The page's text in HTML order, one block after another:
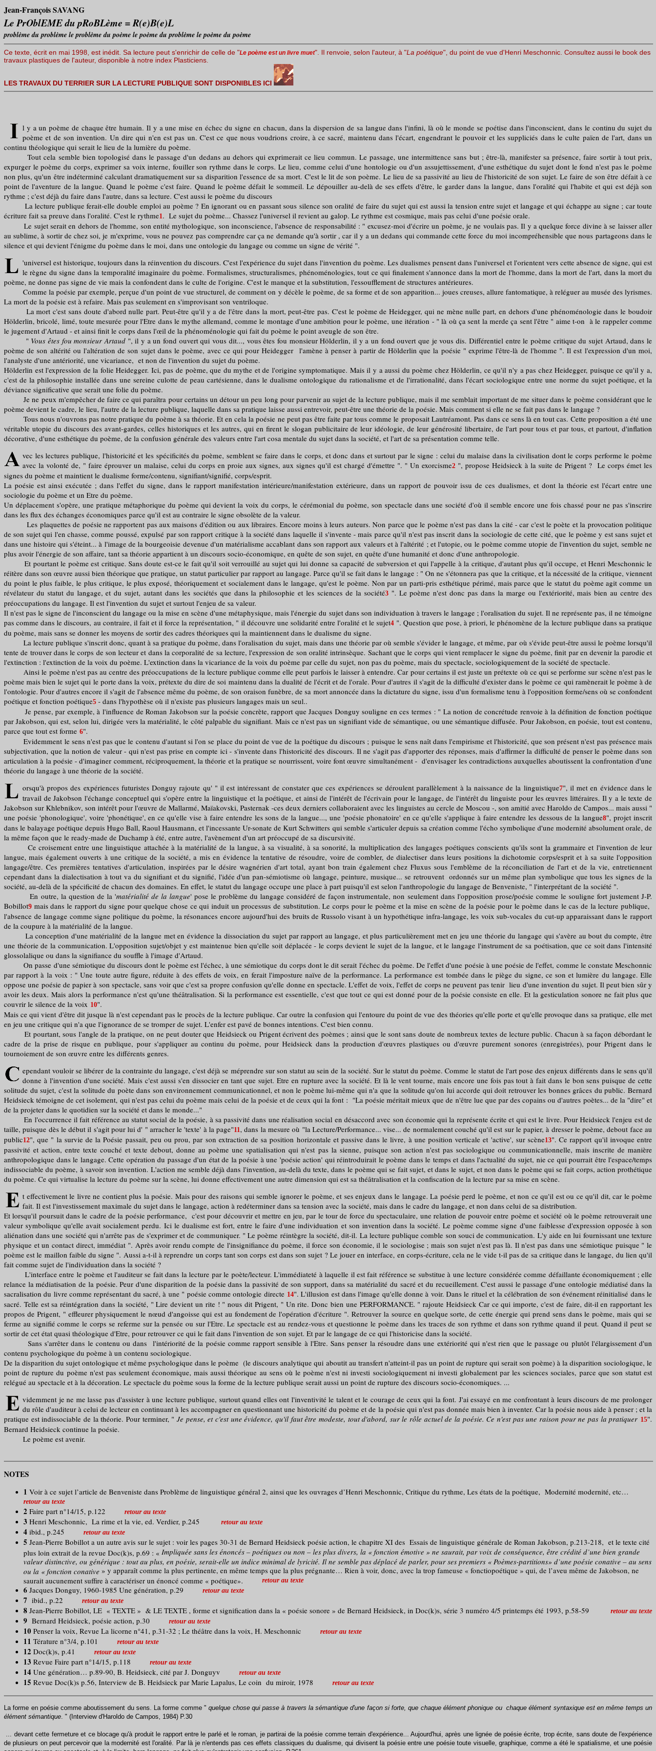
Jean-François SAVANG
Le PrOblEME du pRoBLème = R(e)B(e)L
problème du problème le problème du poème le poème du problème le poème du poème
Ce texte, écrit en mai 1998, est inédit. Sa lecture peut s'enrichir de celle de "Le poème est un livre muet". Il renvoie, selon l'auteur, à "La poétique", du point de vue d'Henri Meschonnic. Consultez aussi le book des
travaux plastiques de l'auteur, disponible à notre index Plasticiens.
LES TRAVAUX DU TERRIER SUR LA LECTURE PUBLIQUE SONT DISPONIBLES ICI
l y a un poème de chaque être humain. Il y a une mise en échec du signe en chacun, dans la dispersion de sa langue dans l'infini, là où le monde se poétise dans l'inconscient, dans le continu du sujet du
poème et de son invention. Un dire qui n'en est pas un. C'est ce que nous voudrions croire, à ce sacré, maintenu dans l'écart, engendrant le pouvoir et les suppliciés dans le culte païen de l'art, dans un
continu théologique qui serait le lieu de la lumière du poème.
Tout cela semble bien topologisé dans le passage d'un dedans au dehors qui exprimerait ce lieu commun. Le passage, une intermittence sans but ; être-là, manifester sa présence, faire sortir à tout prix,
expurger le poème du corps, exprimer sa voix interne, fouiller son rythme dans le corps. Le lieu, comme celui d'une hontologie ou d'un assujettissement, d'une esthétique du sujet dont le fond n'est pas le poème
non plus, qu'un être indéterminé calculant dramatiquement sur sa disparition l'essence de sa mort. C'est le lit de son poème. Le lieu de sa passivité au lieu de l'historicité de son sujet. Le faire de son être défait à ce
point de l'aventure de la langue. Quand le poème c'est faire. Quand le poème défait le sommeil. Le dépouiller au-delà de ses effets d'être, le garder dans la langue, dans l'oralité qui l'habite et qui est déjà son
rythme ; c'est déjà du faire dans l'autre, dans sa lecture. C'est aussi le poème du discours
La lecture publique ferait-elle double emploi au poème ? En ignorant ou en passant sous silence son oralité de faire du sujet qui est aussi la tension entre sujet et langage et qui échappe au signe ; car toute
écriture fait sa preuve dans l'oralité. C'est le rythme1. Le sujet du poème... Chassez l'universel il revient au galop. Le rythme est cosmique, mais pas celui d'une poésie orale.
Le sujet serait en dehors de l'homme, son entité mythologique, son inconscience, l'absence de responsabilité : " excusez-moi d'écrire un poème, je ne voulais pas. Il y a quelque force divine à se laisser aller
au sublime, à sortir de chez soi, je m'exprime, vous ne pouvez pas comprendre car ça ne demande qu'à sortir , car il y a un dedans qui commande cette force du moi incompréhensible que nous partageons dans le
silence et qui devient l'énigme du poème dans le moi, dans une ontologie du langage ou comme un signe de vérité ".
'universel est historique, toujours dans la réinvention du discours. C'est l'expérience du sujet dans l'invention du poème. Les dualismes pensent dans l'universel et l'orientent vers cette absence de signe, qui est
le règne du signe dans la temporalité imaginaire du poème. Formalismes, structuralismes, phénoménologies, tout ce qui finalement s'annonce dans la mort de l'homme, dans la mort de l'art, dans la mort du
poème, ne donne pas signe de vie mais la confondent dans le culte de l'origine. C'est le manque et la substitution, l'essoufflement de structures antérieures.
Comme la poésie par exemple, perçue d'un point de vue structurel, de comment on y décèle le poème, de sa forme et de son apparition... joues creuses, allure fantomatique, à reléguer au musée des lyrismes.
La mort de la poésie est à refaire. Mais pas seulement en s'improvisant son ventriloque.
La mort c'est sans doute d'abord nulle part. Peut-être qu'il y a de l'être dans la mort, peut-être pas. C'est le poème de Heidegger, qui ne mène nulle part, en dehors d'une phénoménologie dans le boudoir
Hölderlin, bricolé, limé, toute mesurée pour l'Etre dans le mythe allemand, comme le montage d'une ambition pour le poème, une itération - " là où ça sent la merde ça sent l'être " aime t-on à le rappeler comme
le jugement d'Artaud - et ainsi finit le corps dans l'œil de la phénoménologie qui fait du poème le point aveugle de son être.
" Vous êtes fou monsieur Artaud", il y a un fond ouvert qui vous dit..., vous êtes fou monsieur Hölderlin, il y a un fond ouvert que je vous dis. Différentiel entre le poème critique du sujet Artaud, dans le
poème de son altérité ou l'altération de son sujet dans le poème, avec ce qui pour Heidegger l'amène à penser à partir de Hölderlin que la poésie " exprime l'être-là de l'homme ". Il est l'expression d'un moi,
l'analyste d'une antériorité, une vicariance, et non de l'invention du sujet du poème.
Hölderlin est l'expression de la folie Heidegger. Ici, pas de poème, que du mythe et de l'origine symptomatique. Mais il y a aussi du poème chez Hölderlin, ce qu'il n'y a pas chez Heidegger, puisque ce qu'il y a,
c'est de la philosophie installée dans une sereine culotte de peau cartésienne, dans le dualisme ontologique du rationalisme et de l'irrationalité, dans l'écart sociologique entre une norme du sujet poétique, et la
déviance significative que serait une folie du poème.
Je ne peux m'empêcher de faire ce qui paraîtra pour certains un détour un peu long pour parvenir au sujet de la lecture publique, mais il me semblait important de me situer dans le poème considérant que le
poème devient le cadre, le lieu, l'autre de la lecture publique, laquelle dans sa pratique laisse aussi entrevoir, peut-être une théorie de la poésie. Mais comment si elle ne se fait pas dans le langage ?
Tous nous n'ouvrons pas notre pratique du poème à sa théorie. Et en cela la poésie ne peut pas être faite par tous comme le proposait Lautréamont. Pas dans ce sens là en tout cas. Cette proposition a été une
véritable utopie du discours des avant-gardes, celles historiques et les autres, qui en firent le slogan publicitaire de leur idéologie, de leur générosité libertaire, de l'art pour tous et par tous, et partout, d'inflation
décorative, d'une esthétique du poème, de la confusion générale des valeurs entre l'art cosa mentale du sujet dans la société, et l'art de sa présentation comme telle.
vec les lectures publique, l'historicité et les spécificités du poème, semblent se faire dans le corps, et donc dans et surtout par le signe : celui du malaise dans la civilisation dont le corps performe le poème
avec la volonté de, " faire éprouver un malaise, celui du corps en proie aux signes, aux signes qu'il est chargé d'émettre ". " Un exorcisme2 ", propose Heidsieck à la suite de Prigent ? Le corps émet les
signes du poème et maintient le dualisme forme/contenu, signifiant/signifié, corps/esprit.
La poésie est ainsi exécutée ; dans l'effet du signe, dans le rapport manifestation intérieure/manifestation extérieure, dans un rapport de pouvoir issu de ces dualismes, et dont la théorie est l'écart entre une
sociologie du poème et un Etre du poème.
Un déplacement s'opère, une pratique métaphorique du poème qui devient la voix du corps, le cérémonial du poème, son spectacle dans une société d'où il semble encore une fois chassé pour ne pas s'inscrire
dans les flux des échanges économiques parce qu'il est au contraire le signe obsolète de la valeur.
Les plaquettes de poésie ne rapportent pas aux maisons d'édition ou aux libraires. Encore moins à leurs auteurs. Non parce que le poème n'est pas dans la cité - car c'est le poète et la provocation politique
de son sujet qui l'en chasse, comme poussé, expulsé par son rapport critique à la société dans laquelle il s'invente - mais parce qu'il n'est pas inscrit dans la sociologie de cette cité, que le poème y est sans sujet et
dans une histoire qui s'éteint... à l'image de la bourgeoisie devenue d'un matérialisme accablant dans son rapport aux valeurs et à l'altérité ; et l'utopie, ou le poème comme utopie de l'invention du sujet, semble ne
plus avoir l'énergie de son affaire, tant sa théorie appartient à un discours socio-économique, en quête de son sujet, en quête d'une humanité et donc d'une anthropologie.
Et pourtant le poème est critique. Sans doute est-ce le fait qu'il soit verrouillé au sujet qui lui donne sa capacité de subversion et qui l'appelle à la critique, d'autant plus qu'il occupe, et Henri Meschonnic le
réitère dans son œuvre aussi bien théorique que pratique, un statut particulier par rapport au langage. Parce qu'il se fait dans le langage : " On ne s'étonnera pas que la critique, et la nécessité de la critique, viennent
du point le plus faible, le plus critique, le plus exposé, théoriquement et socialement dans le langage, qu'est le poème. Non par un parti-pris esthétique périmé, mais parce que le statut du poème agit comme un
révélateur du statut du langage, et du sujet, autant dans les sociétés que dans la philosophie et les sciences de la société3". Le poème n'est donc pas dans la marge ou l'extériorité, mais bien au centre des
préoccupations du langage. Il est l'invention du sujet et surtout l'enjeu de sa valeur.
Il n'est pas le signe de l'inconscient du langage ou la mise en scène d'une métaphysique, mais l'énergie du sujet dans son individuation à travers le langage ; l'oralisation du sujet. Il ne représente pas, il ne témoigne
pas comme dans le discours, au contraire, il fait et il force la représentation, " il découvre une solidarité entre l'oralité et le sujet4 ". Question que pose, à priori, le phénomène de la lecture publique dans sa pratique
du poème, mais sans se donner les moyens de sortir des cadres théoriques qui la maintiennent dans le dualisme du signe.
La lecture publique s'inscrit donc, quant à sa pratique du poème, dans l'oralisation du sujet, mais dans une théorie par où semble s'évider le langage, et même, par où s'évide peut-être aussi le poème lorsqu'il
tente de trouver dans le corps de son lecteur et dans la corporalité de sa lecture, l'expression de son oralité intrinsèque. Sachant que le corps qui vient remplacer le signe du poème, finit par en devenir la parodie et
l'extinction : l'extinction de la voix du poème. L'extinction dans la vicariance de la voix du poème par celle du sujet, non pas du poème, mais du spectacle, sociologiquement de la société de spectacle.
Ainsi le poème n'est pas au centre des préoccupations de la lecture publique comme elle peut parfois le laisser à entendre. Car pour certains il est juste un prétexte où ce qui se performe sur scène n'est pas le
poème mais bien le sujet qui le porte dans la voix, prétexte du dire de soi maintenu dans la dualité de l'écrit et de l'orale. Pour d'autres il s'agit de la difficulté d'exister dans le poème ce qui ramènerait le poème à de
l'ontologie. Pour d'autres encore il s'agit de l'absence même du poème, de son oraison funèbre, de sa mort annoncée dans la dictature du signe, issu d'un formalisme tenu à l'opposition forme/sens où se confondent
poétique et fonction poétique5 - dans l'hypothèse où il n'existe pas plusieurs langages mais un seul..
Je pense, par exemple, à l'influence de Roman Jakobson sur la poésie concrète, rapport que Jacques Donguy souligne en ces termes : " La notion de concrétude renvoie à la définition de fonction poétique
par Jakobson, qui est, selon lui, dirigée vers la matérialité, le côté palpable du signifiant. Mais ce n'est pas un signifiant vide de sémantique, ou une sémantique diffusée. Pour Jakobson, en poésie, tout est contenu,
parce que tout est forme 6".
Evidemment le sens n'est pas que le contenu d'autant si l'on se place du point de vue de la poétique du discours ; puisque le sens naît dans l'empirisme et l'historicité, que son présent n'est pas présence mais
subjectivation, que la notion de valeur - qui n'est pas prise en compte ici - s'invente dans l'historicité des discours. Il ne s'agit pas d'apporter des réponses, mais d'affirmer la difficulté de penser le poème dans son
articulation à la poésie - d'imaginer comment, réciproquement, la théorie et la pratique se nourrissent, voire font œuvre simultanément - d'envisager les contradictions auxquelles aboutissent la confrontation d'une
théorie du langage à une théorie de la société.
orsqu'à propos des expériences futuristes Donguy rajoute qu' " il est intéressant de constater que ces expériences se déroulent parallèlement à la naissance de la linguistique7", il met en évidence dans le
travail de Jakobson l'échange conceptuel qui s'opère entre la linguistique et la poétique, et ainsi de l'intérêt de l'écrivain pour le langage, de l'intérêt du linguiste pour les œuvres littéraires. Il y a le texte de
Jakobson sur Khlebnikov, son intérêt pour l'œuvre de Mallarmé, Maïakovski, Pasternak -ces deux derniers collaboraient avec les linguistes au cercle de Moscou -, son amitié avec Haroldo de Campos... mais aussi "
une poésie 'phonologique', voire 'phonétique', en ce qu'elle vise à faire entendre les sons de la langue..., une 'poésie phonatoire' en ce qu'elle s'applique à faire entendre les dessous de la langue8", projet inscrit
dans le balayage poétique depuis Hugo Ball, Raoul Hausmann, et l'incessante Ur-sonate de Kurt Schwitters qui semble s'articuler depuis sa création comme l'écho symbolique d'une modernité absolument orale, de
la même façon que le ready-made de Duchamp à été, entre autre, l'avènement d'un art préoccupé de sa discursivité.
Ce croisement entre une linguistique attachée à la matérialité de la langue, à sa visualité, à sa sonorité, la multiplication des langages poétiques conscients qu'ils sont la grammaire et l'invention de leur
langue, mais également ouverts à une critique de la société, a mis en évidence la tentative de résoudre, voire de combler, de dialectiser dans leurs positions la dichotomie corps/esprit et à sa suite l'opposition
langage/être. Ces premières tentatives d'articulation, inspirées par le désire wagnérien d'art total, ayant bon train également chez Fluxus sous l'emblème de la réconciliation de l'art et de la vie, entretiennent
cependant dans la dialectisation à tout va du signifiant et du signifié, l'idée d'un pan-sémiotisme où langage, peinture, musique... se retrouvent ordonnés sur un même plan symbolique que tous les signes de la
société, au-delà de la spécificité de chacun des domaines. En effet, le statut du langage occupe une place à part puisqu'il est selon l'anthropologie du langage de Benveniste, " l'interprétant de la société ".
En outre, la question de la 'matérialité de la langue' pose le problème du langage considéré de façon instrumentale, non seulement dans l'opposition prose/poésie comme le souligne fort justement J-P.
Bobillot9 mais dans le rapport du signe pour quelque chose ce qui induit un processus de substitution. Le corps pour le poème et la mise en scène de la poésie pour le poème dans le cas de la lecture publique,
l'absence de langage comme signe politique du poème, la résonances encore aujourd'hui des bruits de Russolo visant à un hypothétique infra-langage, les voix sub-vocales du cut-up apparaissant dans le rapport
de la coupure à la matérialité de la langue.
La conception d'une matérialité de la langue met en évidence la dissociation du sujet par rapport au langage, et plus particulièrement met en jeu une théorie du langage qui s'avère au bout du compte, être
une théorie de la communication. L'opposition sujet/objet y est maintenue bien qu'elle soit déplacée - le corps devient le sujet de la langue, et le langage l'instrument de sa poétisation, que ce soit dans l'intensité
glossolalique ou dans la signifiance du souffle à l'image d'Artaud.
On passe d'une sémiotique du discours dont le poème est l'échec, à une sémiotique du corps dont le dit serait l'échec du poème. De l'effet d'une poésie à une poésie de l'effet, comme le constate Meschonnic
par rapport à la voix : " Une toute autre figure, réduite à des effets de voix, en ferait l'imposture naïve de la performance. La performance est tombée dans le piège du signe, ce son et lumière du langage. Elle
oppose une poésie de papier à son spectacle, sans voir que c'est sa propre confusion qu'elle donne en spectacle. L'effet de voix, l'effet de corps ne peuvent pas tenir lieu d'une invention du sujet. Il peut bien sûr y
avoir les deux. Mais alors la performance n'est qu'une théâtralisation. Si la performance est essentielle, c'est que tout ce qui est donné pour de la poésie consiste en elle. Et la gesticulation sonore ne fait plus que
couvrir le silence de la voix 10".
Mais ce qui vient d'être dit jusque là n'est cependant pas le procès de la lecture publique. Car outre la confusion qui l'entoure du point de vue des théories qu'elle porte et qu'elle provoque dans sa pratique, elle met
en jeu une critique qui n'a que l'ignorance de se tromper de sujet. L'enfer est pavé de bonnes intentions. C'est bien connu.
Et pourtant, sous l'angle de la pratique, on ne peut douter que Heidsieck ou Prigent écrivent des poèmes ; ainsi que le sont sans doute de nombreux textes de lecture public. Chacun à sa façon débordant le
cadre de la prise de risque en publique, pour s'appliquer au continu du poème, pour Heidsieck dans la production d'œuvres plastiques ou d'œuvre purement sonores (enregistrées), pour Prigent dans le
tournoiement de son œuvre entre les différents genres.
ependant vouloir se libérer de la contrainte du langage, c'est déjà se méprendre sur son statut au sein de la société. Sur le statut du poème. Comme le statut de l'art pose des enjeux différents dans le sens qu'il
donne à l'invention d'une société. Mais c'est aussi s'en dissocier en tant que sujet. Etre en rupture avec la société. Et là le vent tourne, mais encore une fois pas tout à fait dans le bon sens puisque de cette
solitude du sujet, c'est la solitude du poète dans son environnement communicationnel, et non le poème lui-même qui n'a que la solitude qu'on lui accorde qui doit retrouver les bonnes grâces du public. Bernard
Heidsieck témoigne de cet isolement, qui n'est pas celui du poème mais celui de la poésie et de ceux qui la font : "La poésie méritait mieux que de n'être lue que par des copains ou d'autres poètes... de la "dire" et
de la projeter dans le quotidien sur la société et dans le monde..."
En l'occurrence il fait référence au statut social de la poésie, à sa passivité dans une réalisation social en désaccord avec son économie qui la représente écrite et qui est le livre. Pour Heidsieck l'enjeu est de
taille, puisque dès le début il s'agit pour lui d' " arracher le 'texte' à la page"11, dans la mesure où "la Lecture/Performance... vise... de normalement couché qu'il est sur le papier, à dresser le poème, debout face au
public12", que " la survie de la Poésie passait, peu ou prou, par son extraction de sa position horizontale et passive dans le livre, à une position verticale et 'active', sur scène13". Ce rapport qu'il invoque entre
passivité et action, entre texte couché et texte debout, donne au poème une spatialisation qui n'est pas la sienne, puisque son action n'est pas sociologique ou communicationnelle, mais inscrite de manière
anthropologique dans le langage. Cette opération du passage d'un état de la poésie à une 'poésie action' qui réintroduirait le poème dans le temps et dans l'actualité du sujet, nie ce qui pourrait être l'espace/temps
indissociable du poème, à savoir son invention. L'action me semble déjà dans l'invention, au-delà du texte, dans le poème qui se fait sujet, et dans le sujet, et non dans le poème qui se fait corps, action prothétique
du poème. Ce qui virtualise la lecture du poème sur la scène, lui donne effectivement une autre dimension qui est sa théâtralisation et la confiscation de la lecture par sa mise en scène.
t effectivement le livre ne contient plus la poésie. Mais pour des raisons qui semble ignorer le poème, et ses enjeux dans le langage. La poésie perd le poème, et non ce qu'il est ou ce qu'il dit, car le poème
fait. Il est l'investissement maximale du sujet dans le langage, action à redéterminer dans sa tension avec la société, mais dans le cadre du langage, et non dans celui de sa distribution.
Et lorsqu'il poursuit dans le cadre de la poésie performance, c'est pour découvrir et mettre en jeu, par le tour de force du spectaculaire, une relation de pouvoir entre poème et société où le poème retrouverait une
valeur symbolique qu'elle avait socialement perdu. Ici le dualisme est fort, entre le faire d'une individuation et son invention dans la société. Le poème comme signe d'une faiblesse d'expression opposée à son
aliénation dans une société qui n'arrête pas de s'exprimer et de communiquer. " Le poème réintègre la société, dit-il. La lecture publique comble son souci de communication. L'y aide en lui fournissant une texture
physique et un contact direct, immédiat ". Après avoir rendu compte de l'insignifiance du poème, il force son économie, il le sociologise ; mais son sujet n'est pas là. Il n'est pas dans une sémiotique puisque " le
poème est le maillon faible du signe ". Aussi a-t-il à reprendre un corps tant son corps est dans son sujet ? Le jouer en interface, en corps-écriture, cela ne le vide t-il pas de sa critique dans le langage, du lien qu'il
fait comme sujet de l'individuation dans la société ?
L'interface entre le poème et l'auditeur se fait dans la lecture par le poète/lecteur. L'immédiateté à laquelle il est fait référence se substitue à une lecture considérée comme défaillante économiquement ; elle
relance la médiatisation de la poésie. Peur d'une disparition de la poésie dans la passivité de son support, dans sa matérialité du sacré et du recueillement. C'est aussi le passage d'une ontologie médiatisé dans la
sacralisation du livre comme représentant du sacré, à une " poésie comme ontologie directe 14". L'illusion est dans l'image qu'elle donne à voir. Dans le rituel et la célébration de son événement réinitialisé dans le
sacré. Telle est sa réintégration dans la société, " Lire devient un rite ! " nous dit Prigent, " Un rite. Donc bien une PERFORMANCE. " rajoute Heidsieck Car ce qui importe, c'est de faire, dit-il en rapportant les
propos de Prigent, " effleurer physiquement le nœud d'angoisse qui est au fondement de l'opération d'écriture ". Retrouver la source en quelque sorte, de cette énergie qui prend sens dans le poème, mais qui se
ferme au signifié comme le corps se referme sur la pensée ou sur l'Etre. Le spectacle est au rendez-vous et questionne le poème dans les traces de son rythme et dans son rythme quand il peut. Quand il peut se
sortir de cet état quasi théologique d'Etre, pour retrouver ce qui le fait dans l'invention de son sujet. Et par le langage de ce qui l'historicise dans la société.
Sans s'arrêter dans le contenu ou dans l'intériorité de la poésie comme rapport sensible à l'Etre. Sans penser la résoudre dans une extériorité qui n'est rien que le passage ou plutôt l'élargissement d'un
contenu psychologique du poème à un contenu sociologique.
De la disparition du sujet ontologique et même psychologique dans le poème (le discours analytique qui aboutit au transfert n'atteint-il pas un point de rupture qui serait son poème) à la disparition sociologique, le
point de rupture du poème n'est pas seulement économique, mais aussi théorique au sens où le poème n'est ni investi sociologiquement ni investi globalement par les sciences sociales, parce que son statut est
relégué au spectacle et à la décoration. Le spectacle du poème sous la forme de la lecture publique serait aussi un point de rupture des discours socio-économiques. ...
videmment je ne me lasse pas d'assister à une lecture publique, surtout quand elles ont l'inventivité le talent et le courage de ceux qui la font. J'ai essayé en me confrontant à leurs discours de me prolonger
du rôle d'auditeur à celui de lecteur en continuant à les accompagner en questionnant une historicité du poème et de la poésie qui n'est pas donnée mais bien à inventer. Car la poésie nous aide à penser ; et la
pratique est indissociable de la théorie. Pour terminer, " Je pense, et c'est une évidence, qu'il faut être modeste, tout d'abord, sur le rôle actuel de la poésie. Ce n'est pas une raison pour ne pas la pratiquer 15".
Bernard Heidsieck continue la poésie.
Le poème est avenir.
NOTES
1 Voir à ce sujet l’article de Benveniste dans Problème de linguistique général 2, ainsi que les ouvrages d’Henri Meschonnic, Critique du rythme, Les états de la poétique, Modernité modernité, etc…
retour au texte
2 Faire part n°14/15, p.122 retour au texte
3 Henri Meschonnic, La rime et la vie, ed. Verdier, p.245 retour au texte
4 ibid., p.245 retour au texte
5 Jean-Pierre Bobillot a un autre avis sur le sujet : voir les pages 30-31 de Bernard Heidsieck poésie action, le chapitre XI des Essais de linguistique générale de Roman Jakobson, p.213-218, et le texte cité
plus loin extrait de la revue Doc(k)s, p.69 : « Impliquée sans les énoncés – poétiques ou non – les plus divers, la « fonction émotive » ne saurait, par voix de conséquence, être crédité d’une bien grande
valeur distinctive, ou générique : tout au plus, en poésie, serait-elle un indice minimal de lyricité. Il ne semble pas déplacé de parler, pour ses premiers « Poèmes-partitions» d’une poésie conative – au sens
ou la « fonction conative » y apparaît comme la plus pertinente, en même temps que la plus prégnante… Rien à voir, donc, avec la trop fameuse « fonctiopoétique » qui, de l’aveu même de Jakobson, ne
saurait aucunement suffire à caractériser un énoncé comme « poétique». retour au texte
6 Jacques Donguy, 1960-1985 Une génération, p.29 retour au texte
7 ibid., p.22 retour au texte
8 Jean-Pierre Bobillot, LE « TEXTE » & LE TEXTE , forme et signification dans la « poésie sonore » de Bernard Heidsieck, in Doc(k)s, série 3 numéro 4/5 printemps été 1993, p.58-59 retour au texte
9 Bernard Heidsieck, poésie action, p.30 retour au texte
10 Penser la voix, Revue La licorne n°41, p.31-32 ; Le théâtre dans la voix, H. Meschonnic retour au texte
11 Térature n°3/4, p.101 retour au texte
12 Doc(k)s, p.41 retour au texte
13 Revue Faire part n°14/15, p.118 retour au texte
14 Une génération… p.89-90, B. Heidsieck, cité par J. Donguyv retour au texte
15 Revue Doc(k)s p.56, Interview de B. Heidsieck par Marie Lapalus, Le coin du miroir, 1978 retour au texte
La forme en poésie comme aboutissement du sens. La forme comme "quelque chose qui passe à travers la sémantique d'une façon si forte, que chaque élément phonique ou chaque élément syntaxique est en même temps un
élément sémantique. " (Interview d'Haroldo de Campos, 1984) P.30
... devant cette fermeture et ce blocage qu'à produit le rapport entre le parlé et le roman, je partirai de la poésie comme terrain d'expérience... Aujourd'hui, après une lignée de poésie écrite, trop écrite, sans doute de l'expérience
de plusieurs on peut percevoir que la modernité est l'oralité. Par là je n'entends pas ces effets classiques du dualisme, qui divisent la poésie entre une poésie toute visuelle, graphique, comme a été le spatialisme, et une poésie